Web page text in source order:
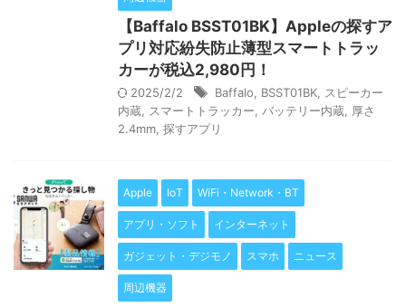
【Baffalo BSST01BK】Appleの探すア
プリ対応紛失防止薄型スマートトラッ
カーが税込2,980円！
2025/2/2 Baffalo BSST01BK
スピーカー
内蔵
スマートトラッカー バッテリー内蔵 厚さ
2.4mm 探すアプリ
Apple IoT WiFi・Network・BT
アプリ・ソフト インターネット
ガジェット・デジモノ スマホ ニュース
周辺機器